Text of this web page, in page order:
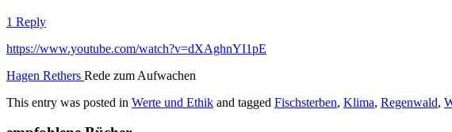
1 Reply
https://www.youtube.com/watch?v=dXAghnYI1pE
Hagen Rethers Rede zum Aufwachen
This entry was posted in Werte und Ethik and tagged Fischsterben, Klima, Regenwald,